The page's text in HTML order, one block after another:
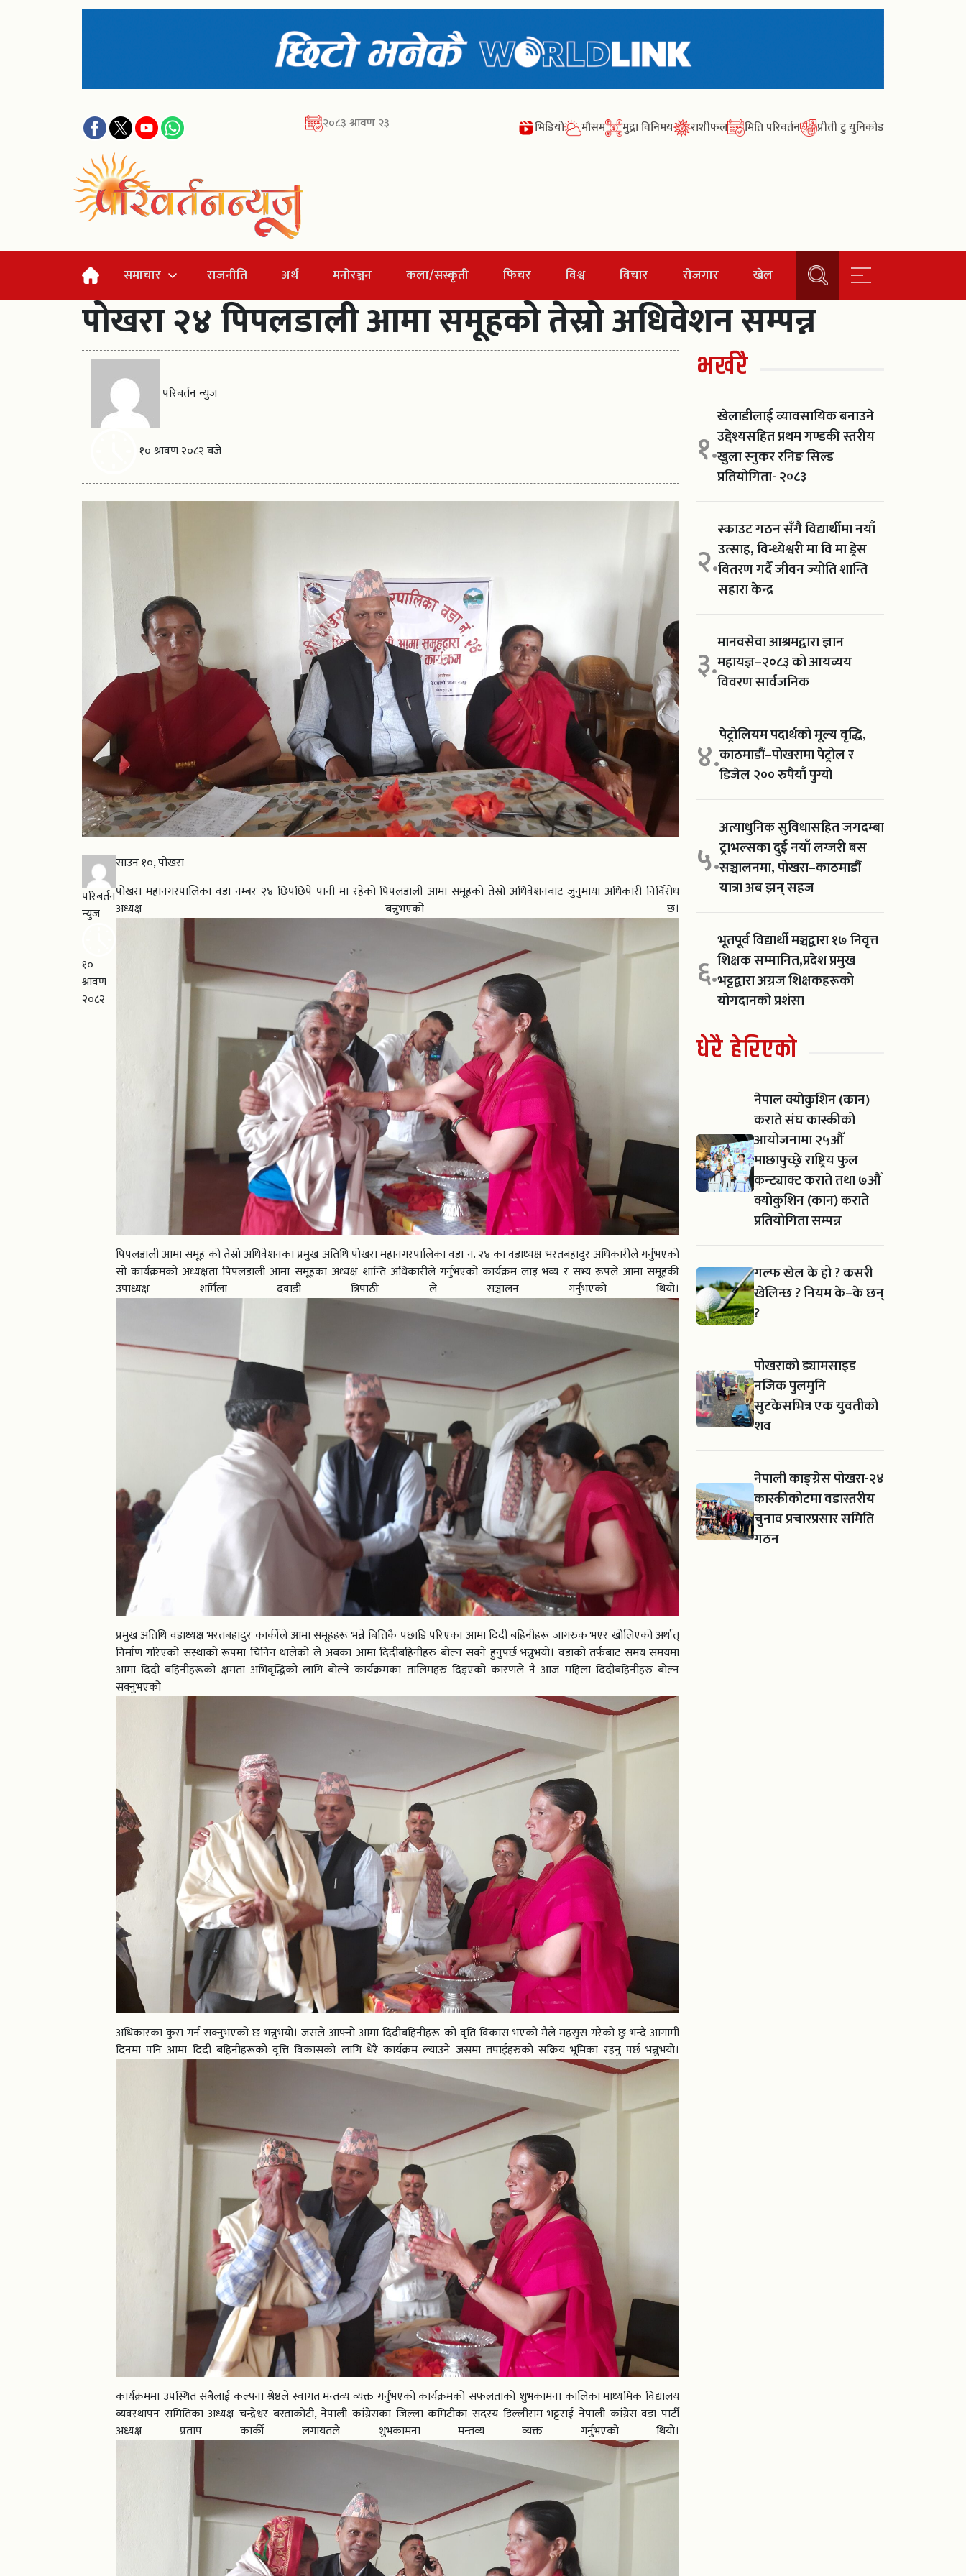
२०८३ श्रावण २३ भिडियो मौसम मुद्रा विनिमय राशीफल मिति परिवर्तन प्रीती टु युनिकोड
समाचार राजनीति अर्थ मनोरञ्जन कला/सस्कृती फिचर विश्व विचार रोजगार खेल
पोखरा २४ पिपलडाली आमा समूहको तेस्रो अधिवेशन सम्पन्न
परिबर्तन न्युज
१० श्रावण २०८२ बजे
परिबर्तन
न्युज
१०
श्रावण
२०८२
साउन १०, पोखरा
पोखरा महानगरपालिका वडा नम्बर २४ छिपछिपे पानी मा रहेको पिपलडाली आमा समूहको तेस्रो अधिवेशनबाट जुनुमाया अधिकारी निर्विरोध
अध्यक्ष बन्नुभएको छ।
पिपलडाली आमा समूह को तेस्रो अधिवेशनका प्रमुख अतिथि पोखरा महानगरपालिका वडा न. २४ का वडाध्यक्ष भरतबहादुर अधिकारीले गर्नुभएको
सो कार्यक्रमको अध्यक्षता पिपलडाली आमा समूहका अध्यक्ष शान्ति अधिकारीले गर्नुभएको कार्यक्रम लाइ भव्य र सभ्य रूपले आमा समूहकी
उपाध्यक्ष शर्मिला दवाडी त्रिपाठी ले सञ्चालन गर्नुभएको थियो।
प्रमुख अतिथि वडाध्यक्ष भरतबहादुर कार्कीले आमा समूहहरू भन्ने बित्तिकै पछाडि परिएका आमा दिदी बहिनीहरू जागरुक भएर खोलिएको अर्थात्
निर्माण गरिएको संस्थाको रूपमा चिनिन थालेको ले अबका आमा दिदीबहिनीहरु बोल्न सक्ने हुनुपर्छ भन्नुभयो। वडाको तर्फबाट समय समयमा
आमा दिदी बहिनीहरूको क्षमता अभिवृद्धिको लागि बोल्ने कार्यक्रमका तालिमहरु दिइएको कारणले नै आज महिला दिदीबहिनीहरु बोल्न
सक्नुभएको
अधिकारका कुरा गर्न सक्नुभएको छ भन्नुभयो। जसले आफ्नो आमा दिदीबहिनीहरू को वृति विकास भएको मैले महसुस गरेको छु भन्दै आगामी
दिनमा पनि आमा दिदी बहिनीहरूको वृत्ति विकासको लागि धेरै कार्यक्रम ल्याउने जसमा तपाईहरुको सक्रिय भूमिका रहनु पर्छ भन्नुभयो।
कार्यक्रममा उपस्थित सबैलाई कल्पना श्रेष्ठले स्वागत मन्तव्य व्यक्त गर्नुभएको कार्यक्रमको सफलताको शुभकामना कालिका माध्यमिक विद्यालय
व्यवस्थापन समितिका अध्यक्ष चन्द्रेश्वर बस्ताकोटी, नेपाली कांग्रेसका जिल्ला कमिटीका सदस्य डिल्लीराम भट्टराई नेपाली कांग्रेस वडा पार्टी
अध्यक्ष प्रताप कार्की लगायतले शुभकामना मन्तव्य व्यक्त गर्नुभएको थियो।
भर्खरै
१.
खेलाडीलाई व्यावसायिक बनाउने
उद्देश्यसहित प्रथम गण्डकी स्तरीय
खुला स्नुकर रनिङ सिल्ड
प्रतियोगिता- २०८३
२.
स्काउट गठन सँगै विद्यार्थीमा नयाँ
उत्साह, विन्ध्येश्वरी मा वि मा ड्रेस
वितरण गर्दै जीवन ज्योति शान्ति
सहारा केन्द्र
३.मानवसेवा आश्रमद्वारा ज्ञान
महायज्ञ–२०८३ को आयव्यय
विवरण सार्वजनिक
४.पेट्रोलियम पदार्थको मूल्य वृद्धि,
काठमाडौं–पोखरामा पेट्रोल र
डिजेल २०० रुपैयाँ पुग्यो
५.
अत्याधुनिक सुविधासहित जगदम्बा
ट्राभल्सका दुई नयाँ लग्जरी बस
सञ्चालनमा, पोखरा–काठमाडौं
यात्रा अब झन् सहज
६.
भूतपूर्व विद्यार्थी मञ्चद्वारा १७ निवृत्त
शिक्षक सम्मानित,प्रदेश प्रमुख
भट्टद्वारा अग्रज शिक्षकहरूको
योगदानको प्रशंसा
धेरै हेरिएको
नेपाल क्योकुशिन (कान)
कराते संघ कास्कीको
आयोजनामा २५औँ
माछापुच्छ्रे राष्ट्रिय फुल
कन्ट्याक्ट कराते तथा ७औँ
क्योकुशिन (कान) कराते
प्रतियोगिता सम्पन्न
गल्फ खेल के हो ? कसरी
खेलिन्छ ? नियम के–के छन्
?
पोखराको ड्यामसाइड
नजिक पुलमुनि
सुटकेसभित्र एक युवतीको
शव
नेपाली काङ्ग्रेस पोखरा-२४
कास्कीकोटमा वडास्तरीय
चुनाव प्रचारप्रसार समिति
गठन